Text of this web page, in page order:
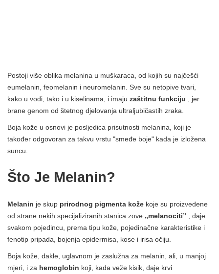
Postoji više oblika melanina u muškaraca, od kojih su najčešći
eumelanin, feomelanin i neuromelanin. Sve su netopive tvari,
kako u vodi, tako i u kiselinama, i imaju zaštitnu funkciju , jer
brane genom od štetnog djelovanja ultraljubičastih zraka.
Boja kože u osnovi je posljedica prisutnosti melanina, koji je
također odgovoran za takvu vrstu "smeđe boje" kada je izložena
suncu.
Što Je Melanin?
Melanin je skup prirodnog pigmenta kože koje su proizvedene
od strane nekih specijaliziranih stanica zove „melanociti” , daje
svakom pojedincu, prema tipu kože, pojedinačne karakteristike i
fenotip pripada, bojenja epidermisa, kose i irisa očiju.
Boja kože, dakle, uglavnom je zaslužna za melanin, ali, u manjoj
mjeri, i za hemoglobin koji, kada veže kisik, daje krvi